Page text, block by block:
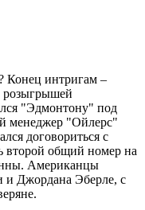
Конец интригам –
розыгрышей
"Эдмонтону" под
менеджер "Ойлерс"
договориться с
второй общий номер на
Американцы
Джордана Эберле, с